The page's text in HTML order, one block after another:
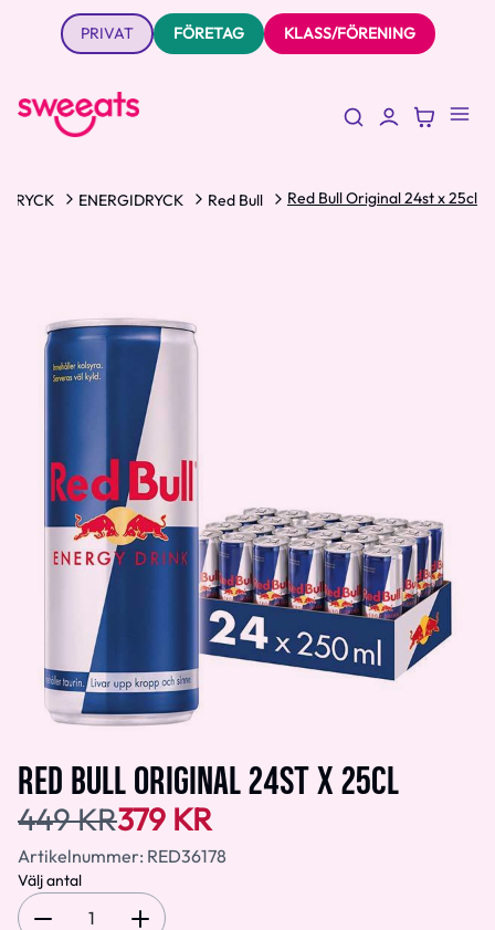
PRIVAT FÖRETAG KLASS/FÖRENING
DRYCK ENERGIDRYCK Red Bull Red Bull Original 24st x 25cl
RED BULL ORIGINAL 24ST X 25CL
449 KR379 KR
Artikelnummer: RED36178
Välj antal
1